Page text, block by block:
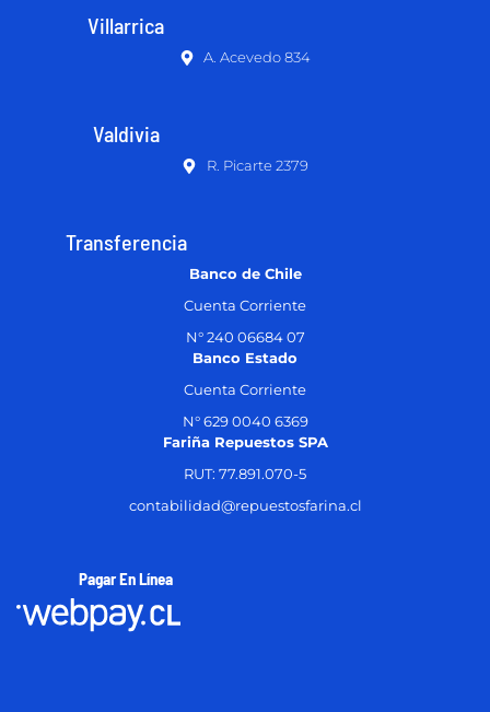
Villarrica
A. Acevedo 834
Valdivia
R. Picarte 2379
Transferencia
Banco de Chile
Cuenta Corriente
N° 240 06684 07
Banco Estado
Cuenta Corriente
N° 629 0040 6369
Fariña Repuestos SPA
RUT: 77.891.070-5
contabilidad@repuestosfarina.cl
Pagar En Línea